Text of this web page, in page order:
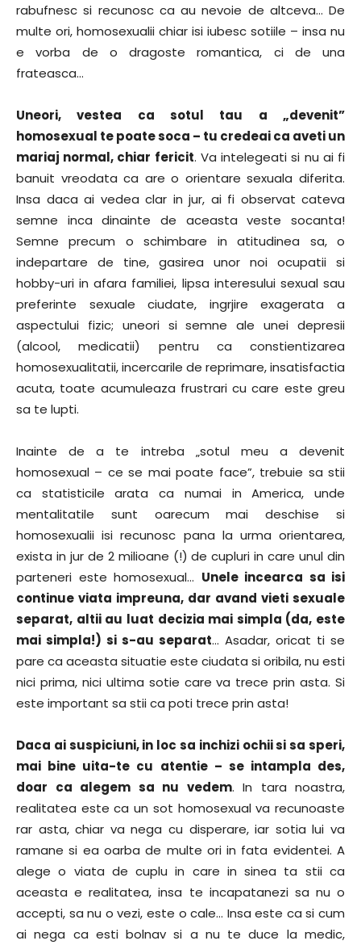
rabufnesc si recunosc ca au nevoie de altceva… De
multe ori, homosexualii chiar isi iubesc sotiile – insa nu
e vorba de o dragoste romantica, ci de una
frateasca…
Uneori, vestea ca sotul tau a „devenit”
homosexual te poate soca – tu credeai ca aveti un
mariaj normal, chiar fericit. Va intelegeati si nu ai fi
banuit vreodata ca are o orientare sexuala diferita.
Insa daca ai vedea clar in jur, ai fi observat cateva
semne inca dinainte de aceasta veste socanta!
Semne precum o schimbare in atitudinea sa, o
indepartare de tine, gasirea unor noi ocupatii si
hobby-uri in afara familiei, lipsa interesului sexual sau
preferinte sexuale ciudate, ingrjire exagerata a
aspectului fizic; uneori si semne ale unei depresii
(alcool, medicatii) pentru ca constientizarea
homosexualitatii, incercarile de reprimare, insatisfactia
acuta, toate acumuleaza frustrari cu care este greu
sa te lupti.
Inainte de a te intreba „sotul meu a devenit
homosexual – ce se mai poate face”, trebuie sa stii
ca statisticile arata ca numai in America, unde
mentalitatile sunt oarecum mai deschise si
homosexualii isi recunosc pana la urma orientarea,
exista in jur de 2 milioane (!) de cupluri in care unul din
parteneri este homosexual… Unele incearca sa isi
continue viata impreuna, dar avand vieti sexuale
separat, altii au luat decizia mai simpla (da, este
mai simpla!) si s-au separat… Asadar, oricat ti se
pare ca aceasta situatie este ciudata si oribila, nu esti
nici prima, nici ultima sotie care va trece prin asta. Si
este important sa stii ca poti trece prin asta!
Daca ai suspiciuni, in loc sa inchizi ochii si sa speri,
mai bine uita-te cu atentie – se intampla des,
doar ca alegem sa nu vedem. In tara noastra,
realitatea este ca un sot homosexual va recunoaste
rar asta, chiar va nega cu disperare, iar sotia lui va
ramane si ea oarba de multe ori in fata evidentei. A
alege o viata de cuplu in care in sinea ta stii ca
aceasta e realitatea, insa te incapatanezi sa nu o
accepti, sa nu o vezi, este o cale… Insa este ca si cum
ai nega ca esti bolnav si a nu te duce la medic,